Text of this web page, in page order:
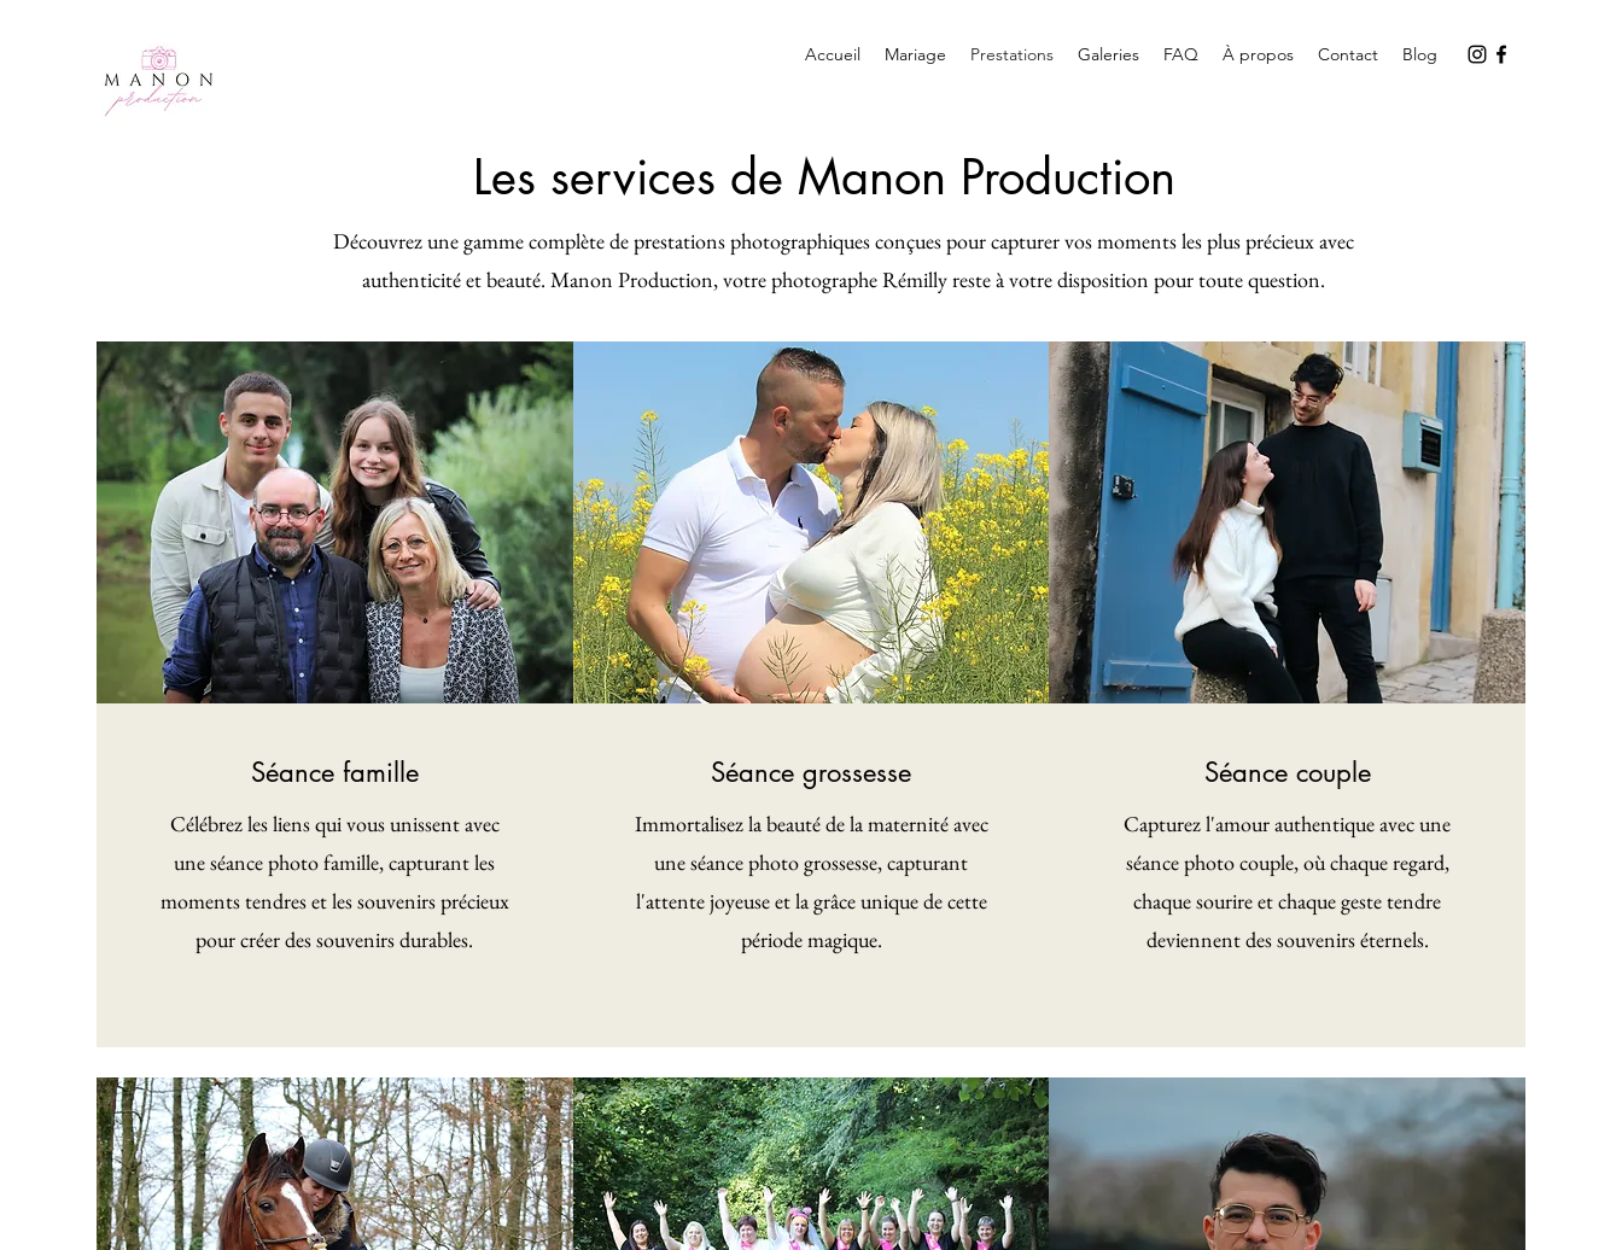
Accueil Mariage Prestations Galeries FAQ À propos Contact Blog
Découvrez une gamme complète de prestations photographiques conçues pour capturer vos moments les plus précieux avec
authenticité et beauté. Manon Production, votre photographe Rémilly reste à votre disposition pour toute question.
Les services de Manon Production
Séance famille
Célébrez les liens qui vous unissent avec
une séance photo famille, capturant les
moments tendres et les souvenirs précieux
pour créer des souvenirs durables.
Séance grossesse
Immortalisez la beauté de la maternité avec
une séance photo grossesse, capturant
l'attente joyeuse et la grâce unique de cette
période magique.
Séance couple
Capturez l'amour authentique avec une
séance photo couple, où chaque regard,
chaque sourire et chaque geste tendre
deviennent des souvenirs éternels.